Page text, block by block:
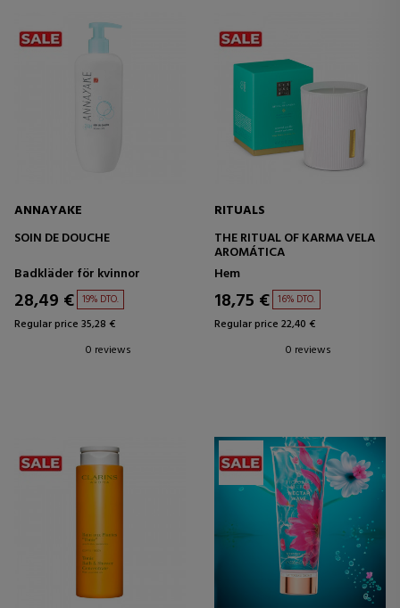
ANNAYAKE
SOIN DE DOUCHE
Badkläder för kvinnor
28,49 € 19% DTO.
Regular price 35,28 €
0 reviews
RITUALS
THE RITUAL OF KARMA VELA
AROMÁTICA
Hem
18,75 € 16% DTO.
Regular price 22,40 €
0 reviews